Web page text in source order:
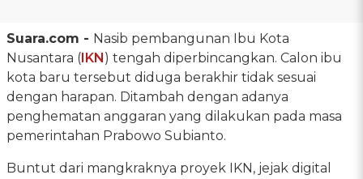
Suara.com - Nasib pembangunan Ibu Kota
Nusantara (IKN) tengah diperbincangkan. Calon ibu
kota baru tersebut diduga berakhir tidak sesuai
dengan harapan. Ditambah dengan adanya
penghematan anggaran yang dilakukan pada masa
pemerintahan Prabowo Subianto.
Buntut dari mangkraknya proyek IKN, jejak digital